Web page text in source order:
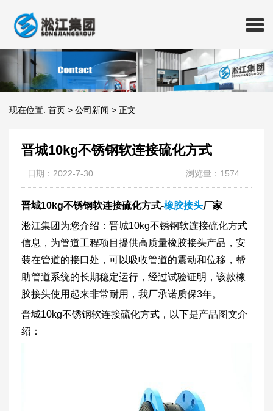
现在位置: 首页 > 公司新闻 > 正文
晋城10kg不锈钢软连接硫化方式
日期：2022-7-30 浏览量：1574
晋城10kg不锈钢软连接硫化方式-橡胶接头厂家
淞江集团为您介绍：晋城10kg不锈钢软连接硫化方式
信息，为管道工程项目提供高质量橡胶接头产品，安
装在管道的接口处，可以吸收管道的震动和位移，帮
助管道系统的长期稳定运行，经过试验证明，该款橡
胶接头使用起来非常耐用，我厂承诺质保3年。
晋城10kg不锈钢软连接硫化方式，以下是产品图文介
绍：